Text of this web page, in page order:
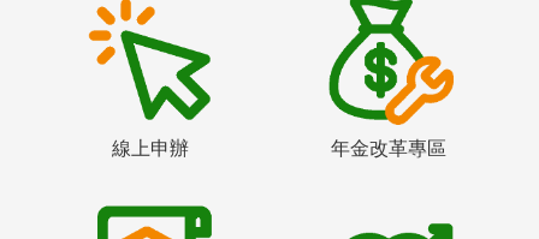
線上申辦 年金改革專區